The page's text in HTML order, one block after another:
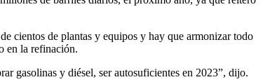
cientos de plantas y equipos y hay que armonizar todo
en la refinación.
gasolinas y diésel, ser autosuficientes en 2023”, dijo.